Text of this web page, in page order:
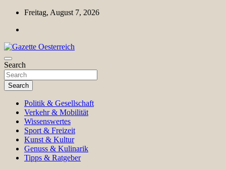
Skip
content
Freitag, August 7, 2026
Gazette Oesterreich
Magazin für Freizeit, Politik, Kultur & Wissenschaft
Search
Search
Politik & Gesellschaft
Verkehr & Mobilität
Wissenswertes
Sport & Freizeit
Kunst & Kultur
Genuss & Kulinarik
Tipps & Ratgeber